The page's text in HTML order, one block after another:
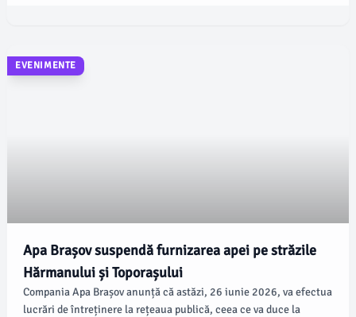
EVENIMENTE
Apa Brașov suspendă furnizarea apei pe străzile
Hărmanului și Toporașului
Compania Apa Brașov anunță că astăzi, 26 iunie 2026, va efectua
lucrări de întreținere la rețeaua publică, ceea ce va duce la